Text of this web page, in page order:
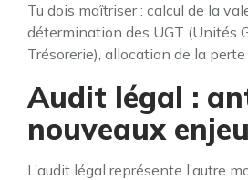
Tu dois maîtriser : calcul de la
détermination des UGT (Unités
Trésorerie), allocation de la perte
Audit légal :
nouveaux
L’audit légal représente l’autre